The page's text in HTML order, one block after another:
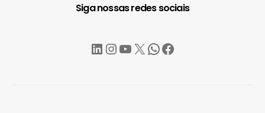
Siga nossas redes sociais
LinkedIn
Instagram
YouTube
X WhatsApp
Facebook